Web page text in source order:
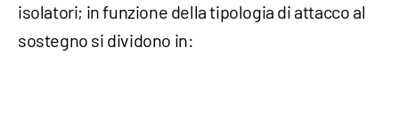
isolatori; in funzione della tipologia di attacco al
sostegno si dividono in: